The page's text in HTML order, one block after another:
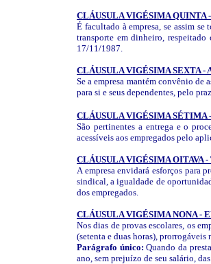
CLÁUSULA VIGÉSIMA QUINTA
É facultado à empresa, se assim
transporte em dinheiro,
17/11/1987.
CLÁUSULA VIGÉSIMA SEXTA -
Se a empresa mantém convênio
para si e seus dependentes, pelo
CLÁUSULA VIGÉSIMA SÉTIMA
São pertinentes a entrega e o
acessíveis aos empregados pelo
CLÁUSULA VIGÉSIMA OITAVA
A empresa envidará esforços para
sindical, a igualdade de
dos empregados.
CLÁUSULA VIGÉSIMA NONA -
Nos dias de provas escolares, os
(setenta e duas horas),
Parágrafo único: Quando da
ano, sem prejuízo de seu salário,